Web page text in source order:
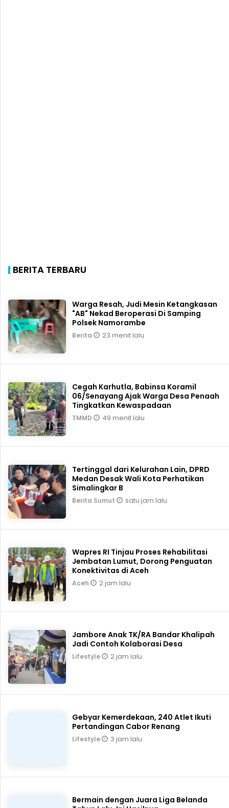
BERITA TERBARU
Warga Resah, Judi Mesin Ketangkasan
"AB" Nekad Beroperasi Di Samping
Polsek Namorambe
Berita 23 menit lalu
Cegah Karhutla, Babinsa Koramil
06/Senayang Ajak Warga Desa Penaah
Tingkatkan Kewaspadaan
TMMD 49 menit lalu
Tertinggal dari Kelurahan Lain, DPRD
Medan Desak Wali Kota Perhatikan
Simalingkar B
Berita Sumut satu jam lalu
Wapres RI Tinjau Proses Rehabilitasi
Jembatan Lumut, Dorong Penguatan
Konektivitas di Aceh
Aceh 2 jam lalu
Jambore Anak TK/RA Bandar Khalipah
Jadi Contoh Kolaborasi Desa
Lifestyle 2 jam lalu
Gebyar Kemerdekaan, 240 Atlet Ikuti
Pertandingan Cabor Renang
Lifestyle 3 jam lalu
Bermain dengan Juara Liga Belanda